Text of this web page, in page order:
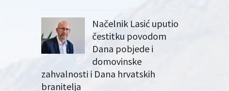
Načelnik Lasić uputio
čestitku povodom
Dana pobjede i
domovinske
zahvalnosti i Dana hrvatskih
branitelja